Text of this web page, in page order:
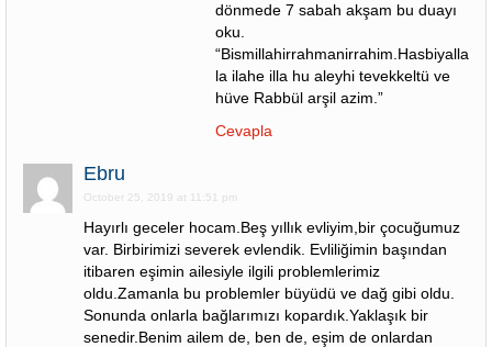
dönmede 7 sabah akşam bu duayı
oku.
“Bismillahirrahmanirrahim.Hasbiyallahü
la ilahe illa hu aleyhi tevekkeltü ve
hüve Rabbül arşil azim.”
Cevapla
Ebru
October 25, 2019 at 11:51 pm
Hayırlı geceler hocam.Beş yıllık evliyim,bir çocuğumuz
var. Birbirimizi severek evlendik. Evliliğimin başından
itibaren eşimin ailesiyle ilgili problemlerimiz
oldu.Zamanla bu problemler büyüdü ve dağ gibi oldu.
Sonunda onlarla bağlarımızı kopardık.Yaklaşık bir
senedir.Benim ailem de, ben de, eşim de onlardan